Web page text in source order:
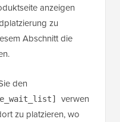
anzeigen
zu
Abschnitt die
den
verwen
zu platzieren, wo